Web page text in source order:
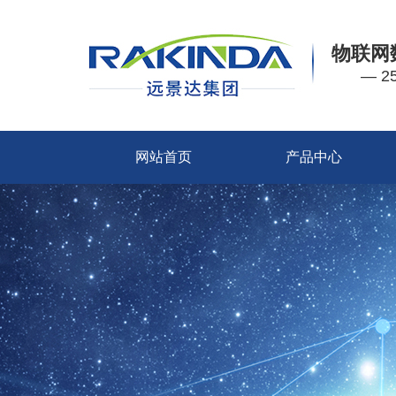
物联网
—
网站首页 产品中心